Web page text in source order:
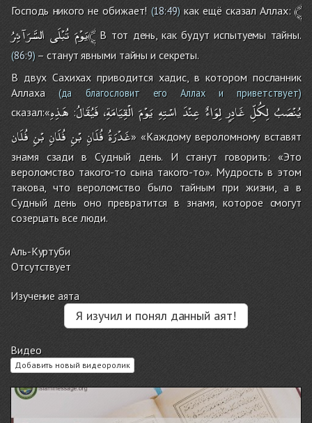
Господь никого не обижает! (18:49)как ещё сказал Аллах:﴾
يَوْمَتُبْلَى السَّرَآئِرُ﴾В тот день, как будут испытуемы тайны.
(86:9)– станут явными тайны и секреты.
В двух Сахихах приводится хадис, в котором посланник
Аллаха(да благословит его Аллах и приветствует)
сказал:« يُنْصَبُ لِكُلِّ غَادِرٍ لِوَاءٌ عِنْدَ اسْتِهِ يَوْمَ الْقِيَامَةِ، فَيُقَالُ:هَذِهِ
غَدْرَةُفُلَانِبْنِ فُلَانِ بْنِ فُلَان
» «Каждому вероломному вставят
знамя сзади в Судный день. И станут говорить: «Это
вероломство такого-то сына такого-то». Мудрость в этом
такова, что вероломство было тайным при жизни, а в
Судный день оно превратится в знамя, которое смогут
созерцать все люди.
Аль-Куртуби
Отсутствует
Изучение аята
Я изучил и понял данный аят!
Видео
Добавить новый видеоролик